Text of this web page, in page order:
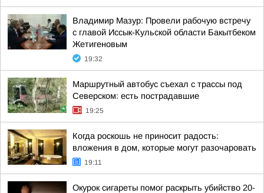
Владимир Мазур: Провели рабочую встречу
с главой Иссык-Кульской области Бакытбеком
Жетигеновым
19:32
Маршрутный автобус съехал с трассы под
Северском: есть пострадавшие
19:25
Когда роскошь не приносит радость:
вложения в дом, которые могут разочаровать
19:11
Окурок сигареты помог раскрыть убийство 20-